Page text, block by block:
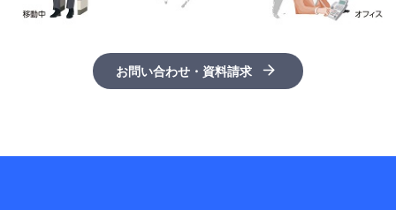
お問い合わせ・資料請求